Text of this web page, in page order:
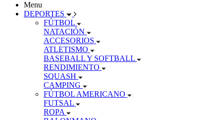
Menu
DEPORTES
FÚTBOL
NATACIÓN
ACCESORIOS
ATLETISMO
BASEBALL Y SOFTBALL
RENDIMIENTO
SQUASH
CAMPING
FÚTBOL AMERICANO
FUTSAL
ROPA